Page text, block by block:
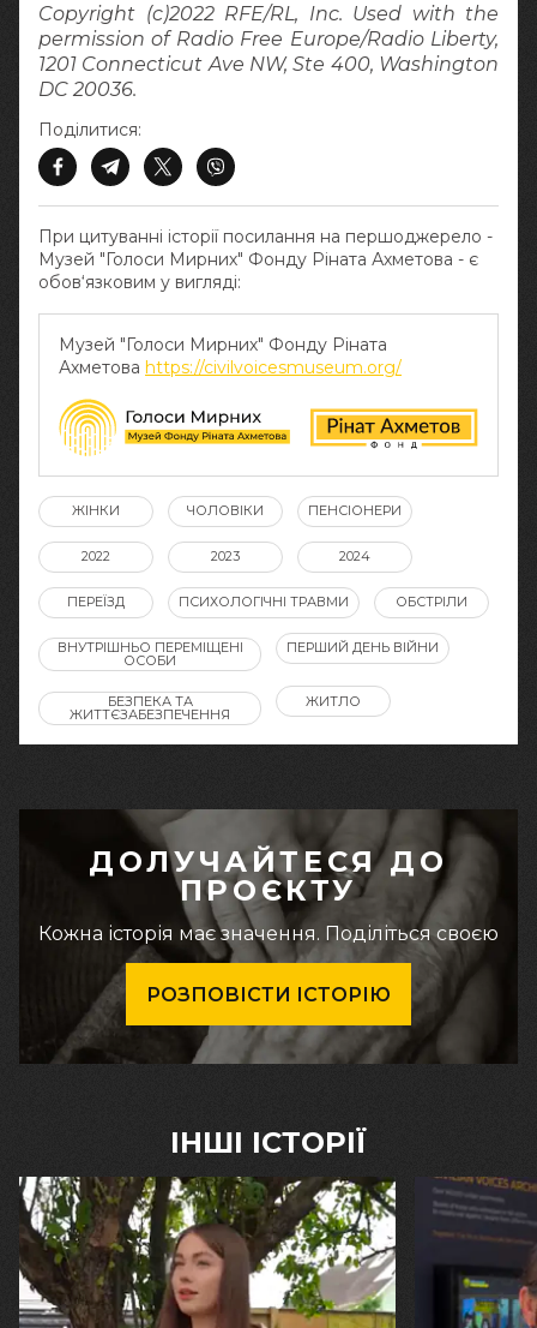
Copyright (c)2022 RFE/RL, Inc. Used with the
permission of Radio Free Europe/Radio Liberty,
1201 Connecticut Ave NW, Ste 400, Washington
DC 20036.
При цитуванні історії посилання на першоджерело -
Музей "Голоси Мирних" Фонду Ріната Ахметова - є
обов‘язковим у вигляді:
Музей "Голоси Мирних" Фонду Ріната
Ахметова https://civilvoicesmuseum.org/
Поділитися:
ЖІНКИ ЧОЛОВІКИ ПЕНСІОНЕРИ
2022 2023 2024
ПЕРЕЇЗД ПСИХОЛОГІЧНІ ТРАВМИ ОБСТРІЛИ
ВНУТРІШНЬО ПЕРЕМІЩЕНІ
ОСОБИ
ПЕРШИЙ ДЕНЬ ВІЙНИ
БЕЗПЕКА ТА
ЖИТТЄЗАБЕЗПЕЧЕННЯ
ЖИТЛО
ДОЛУЧАЙТЕСЯ ДО
ПРОЄКТУ
Кожна історія має значення. Поділіться своєю
РОЗПОВІСТИ ІСТОРІЮ
ІНШІ ІСТОРІЇ